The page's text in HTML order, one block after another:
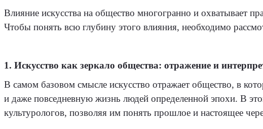
Влияние искусства на общество многогранно и охватывает
Чтобы понять всю глубину этого влияния, необходимо
1. Искусство как зеркало общества: отражение и
В самом базовом смысле искусство отражает общество, в
и даже повседневную жизнь людей определенной эпохи. В
культурологов, позволяя им понять прошлое и настоящее